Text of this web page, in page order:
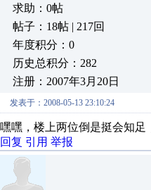
求助：0帖
帖子：18帖 | 217回
年度积分：0
历史总积分：282
注册：2007年3月20日
发表于：2008-05-13 23:10:24
嘿嘿，楼上两位倒是挺会知足
回复 引用 举报